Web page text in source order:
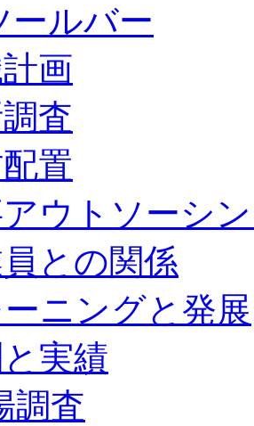
ールバー
画
査
置
アウトソーシ
との関係
ーニングと発展
実績
調査